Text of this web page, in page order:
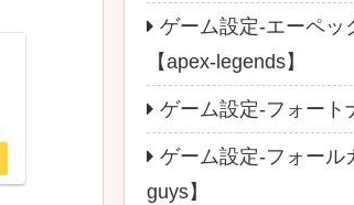
ゲーム設定-エーペッ
【apex-legends】
ゲーム設定-フォート
ゲーム設定-フォール
guys】